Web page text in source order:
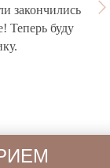
закончились
Теперь буду